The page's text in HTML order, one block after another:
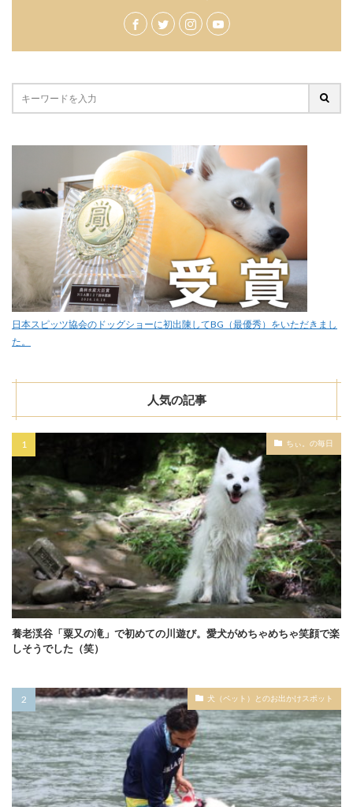
日本スピッツ協会のドッグショーに初出陳してBG（最優秀）をいただきまし
た。
人気の記事
ちぃ。の毎日
養老渓谷「粟又の滝」で初めての川遊び。愛犬がめちゃめちゃ笑顔で楽
しそうでした（笑）
犬（ペット）とのお出かけスポット